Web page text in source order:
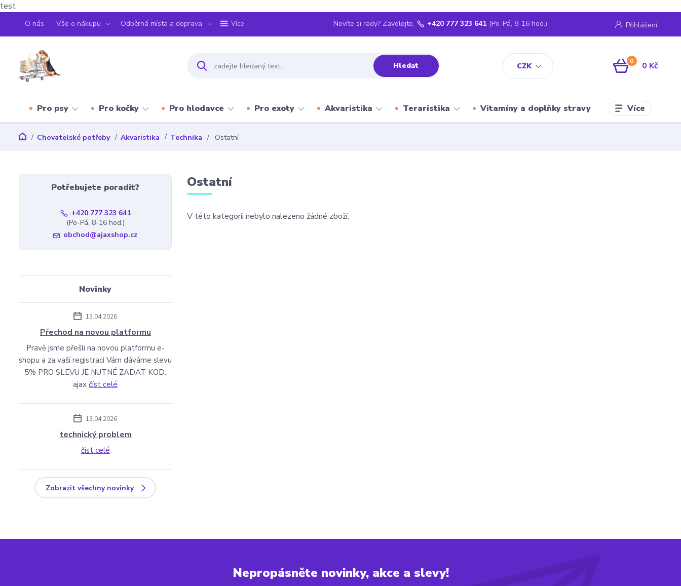
test
O nás Vše o nákupu Odběrná místa a doprava Více
CZK
Přihlášení
Hledat
Nevíte si rady? Zavolejte. +420 777 323 641 (Po-Pá, 8-16 hod.)
0 0 Kč
Pro psy Pro kočky Pro hlodavce Pro exoty Akvaristika Teraristika Vitamíny a doplňky stravy Více
Chovatelské potřeby Akvaristika Technika Ostatní
Ostatní
V této kategorii nebylo nalezeno žádné zboží.
Potřebujete poradit?
+420 777 323 641
(Po-Pá, 8-16 hod.)
obchod@ajaxshop.cz
Novinky
13.04.2026
Přechod na novou platformu
Pravě jsme přešli na novou platformu e-
shopu a za vaší registraci Vám dáváme slevu
5% PRO SLEVU JE NUTNÉ ZADAT KOD:
ajaxčíst celé
13.04.2026
technický problem
číst celé
Zobrazit všechny novinky
Nepropásněte novinky, akce a slevy!